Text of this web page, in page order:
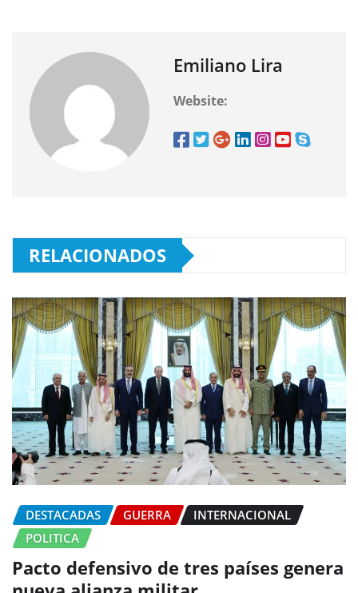
Emiliano Lira
Website:
RELACIONADOS
DESTACADAS GUERRA
INTERNACIONAL
POLITICA
Pacto defensivo de tres países genera